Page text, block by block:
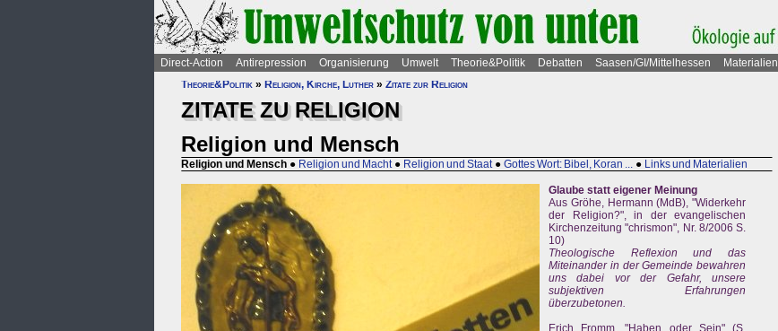
Direct-Action Antirepression Organisierung Umwelt Theorie&Politik Debatten Saasen/GI/Mittelhessen Materialien
Theorie&Politik » Religion, Kirche, Luther » Zitate zur Religion
ZITATE ZU RELIGION
Religion und Mensch
Religion und Mensch ● Religion und Macht ● Religion und Staat ● Gottes Wort: Bibel, Koran ... ● Links und Materialien
Glaube statt eigener Meinung
Aus Gröhe, Hermann (MdB), "Widerkehr
der Religion?", in der evangelischen
Kirchenzeitung "chrismon", Nr. 8/2006 S.
10)
Theologische Reflexion und das
Miteinander in der Gemeinde bewahren
uns dabei vor der Gefahr, unsere
subjektiven Erfahrungen
überzubetonen.